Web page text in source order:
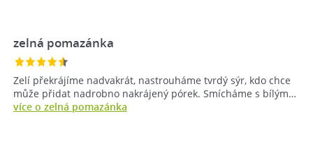
zelná pomazánka
Zelí překrájíme nadvakrát, nastrouháme tvrdý sýr, kdo chce
může přidat nadrobno nakrájený pórek. Smícháme s bílým…
více o zelná pomazánka